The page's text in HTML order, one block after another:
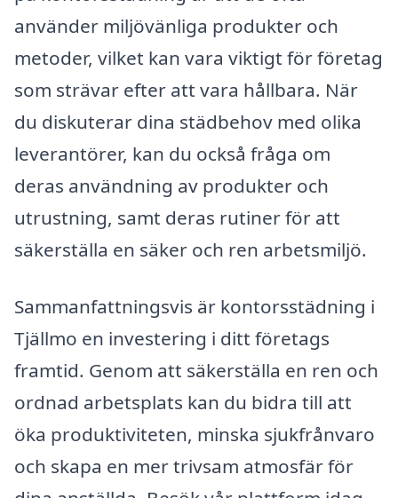
använder miljövänliga produkter och
metoder, vilket kan vara viktigt för företag
som strävar efter att vara hållbara. När
du diskuterar dina städbehov med olika
leverantörer, kan du också fråga om
deras användning av produkter och
utrustning, samt deras rutiner för att
säkerställa en säker och ren arbetsmiljö.
Sammanfattningsvis är kontorsstädning i
Tjällmo en investering i ditt företags
framtid. Genom att säkerställa en ren och
ordnad arbetsplats kan du bidra till att
öka produktiviteten, minska sjukfrånvaro
och skapa en mer trivsam atmosfär för